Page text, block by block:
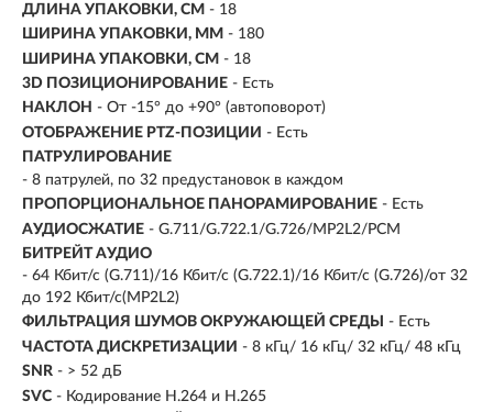
ДЛИНА УПАКОВКИ, СМ - 18
ШИРИНА УПАКОВКИ, ММ - 180
ШИРИНА УПАКОВКИ, СМ - 18
3D ПОЗИЦИОНИРОВАНИЕ - Есть
НАКЛОН - От -15° до +90° (автоповорот)
ОТОБРАЖЕНИЕ PTZ-ПОЗИЦИИ - Есть
ПАТРУЛИРОВАНИЕ
- 8 патрулей, по 32 предустановок в каждом
ПРОПОРЦИОНАЛЬНОЕ ПАНОРАМИРОВАНИЕ - Есть
АУДИОСЖАТИЕ - G.711/G.722.1/G.726/MP2L2/PCM
БИТРЕЙТ АУДИО
- 64 Кбит/с (G.711)/16 Кбит/с (G.722.1)/16 Кбит/с (G.726)/от 32
до 192 Кбит/с(MP2L2)
ФИЛЬТРАЦИЯ ШУМОВ ОКРУЖАЮЩЕЙ СРЕДЫ
- Есть
ЧАСТОТА ДИСКРЕТИЗАЦИИ - 8 кГц/ 16 кГц/ 32 кГц/ 48 кГц
SNR - > 52 дБ
SVC - Кодирование H.264 и H.265